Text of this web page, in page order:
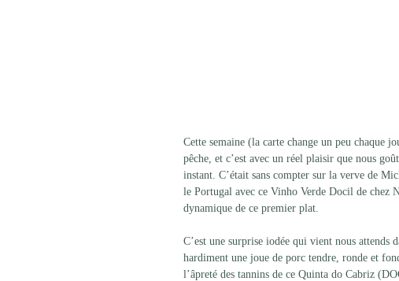
Cette semaine (la carte change un peu chaque
pêche, et c’est avec un réel plaisir que nous
instant. C’était sans compter sur la verve de
le Portugal avec ce Vinho Verde Docil de chez
dynamique de ce premier plat.
C’est une surprise iodée qui vient nous attends
hardiment une joue de porc tendre, ronde et
l’âpreté des tannins de ce Quinta do Cabriz